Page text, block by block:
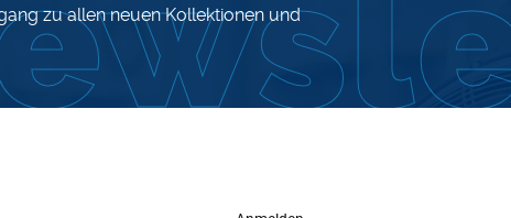
zu allen neuen Kollektionen und